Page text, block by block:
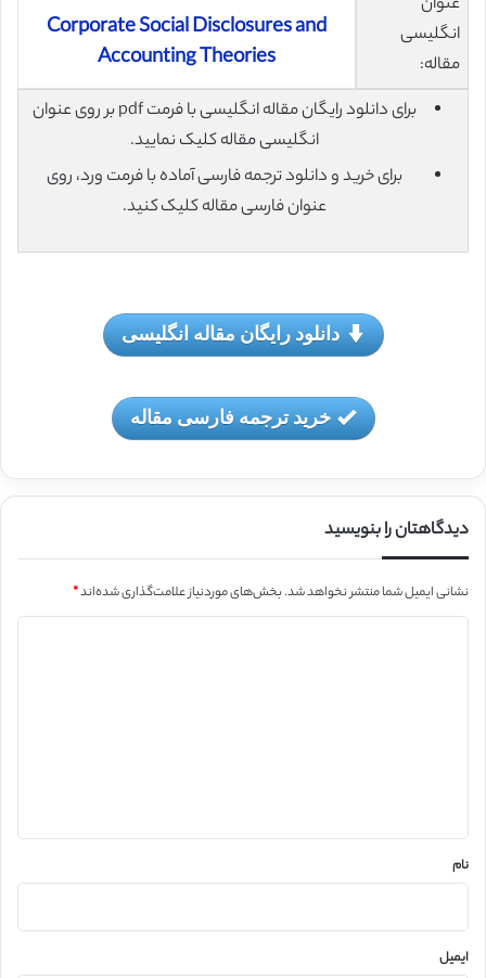
انگلیسی
مقاله:
Corporate Social Disclosures and
Accounting Theories
برای دانلود رایگان مقاله انگلیسی با فرمت pdf بر روی عنوان
انگلیسی مقاله کلیک نمایید.
برای خرید و دانلود ترجمه فارسی آماده با فرمت ورد، روی
عنوان فارسی مقاله کلیک کنید.
دانلود رایگان مقاله انگلیسی
خرید ترجمه فارسی مقاله
دیدگاهتان را بنویسید
نشانی ایمیل شما منتشر نخواهد شد.بخش‌های موردنیاز علامت‌گذاری شده‌اند*
نام
ایمیل